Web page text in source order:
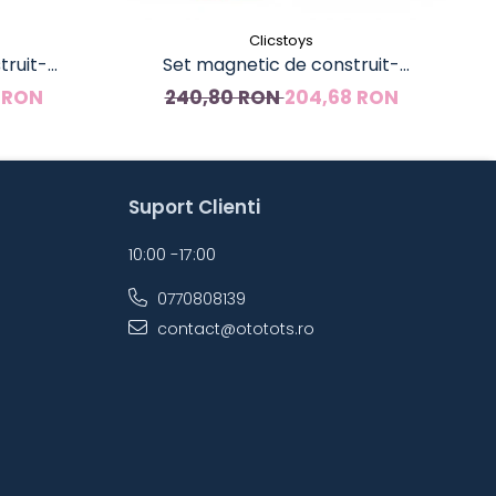
piese
Clicstoys
Set magnetic de construit-
Magformers, 30 piese
240,80 RON204,68 RON
Suport Clienti
10:00 -17:00
0770808139
contact@ototots.ro